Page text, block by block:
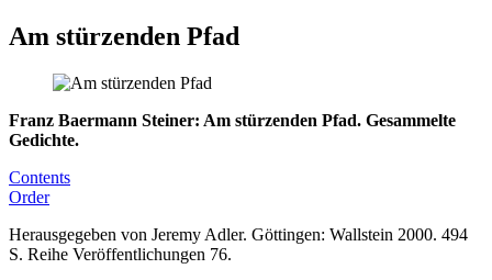
Am stürzenden Pfad
Franz Baermann Steiner: Am stürzenden Pfad. Gesammelte
Gedichte.
Contents
Order
Herausgegeben von Jeremy Adler. Göttingen: Wallstein 2000. 494
S. Reihe Veröffentlichungen 76.